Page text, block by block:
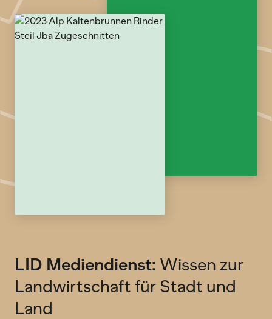
LID Mediendienst: Wissen zur
Landwirtschaft für Stadt und
Land